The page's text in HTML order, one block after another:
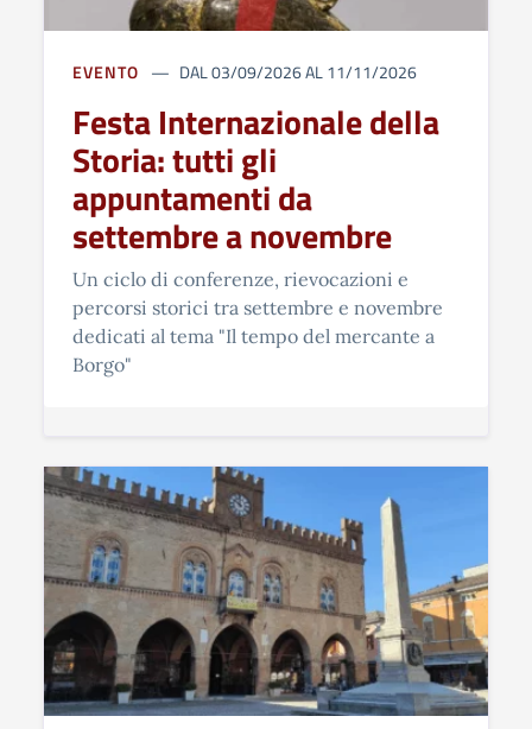
EVENTO DAL 03/09/2026 AL 11/11/2026
Festa Internazionale della
Storia: tutti gli
appuntamenti da
settembre a novembre
Un ciclo di conferenze, rievocazioni e
percorsi storici tra settembre e novembre
dedicati al tema "Il tempo del mercante a
Borgo"